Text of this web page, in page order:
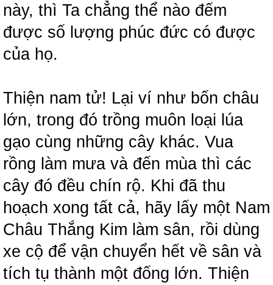
này, thì Ta chẳng thể nào đếm
được số lượng phúc đức có được
của họ.
Thiện nam tử! Lại ví như bốn châu
lớn, trong đó trồng muôn loại lúa
gạo cùng những cây khác. Vua
rồng làm mưa và đến mùa thì các
cây đó đều chín rộ. Khi đã thu
hoạch xong tất cả, hãy lấy một Nam
Châu Thắng Kim làm sân, rồi dùng
xe cộ để vận chuyển hết về sân và
tích tụ thành một đống lớn. Thiện